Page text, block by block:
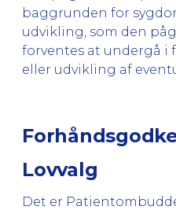
baggrunden for
udvikling, som den
forventes at undergå i
eller udvikling af
Lovvalg
Det er